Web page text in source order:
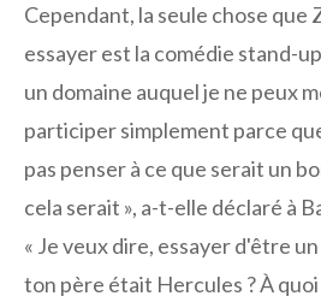
Cependant, la seule chose que
essayer est la comédie stand-
un domaine auquel je ne peux
participer simplement parce
pas penser à ce que serait un
cela serait », a-t-elle déclaré à
« Je veux dire, essayer d'être
ton père était Hercules ? À quoi